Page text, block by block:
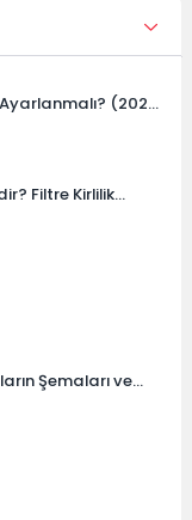
(2026
Filtre Kirlilik
Şemaları ve